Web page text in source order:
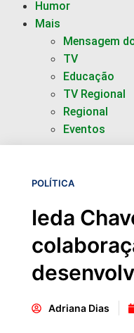
Humor
Mais
Mensagem
TV
Educação
TV Regional
Regional
Eventos
POLÍTICA
Ieda
Adriana Dias